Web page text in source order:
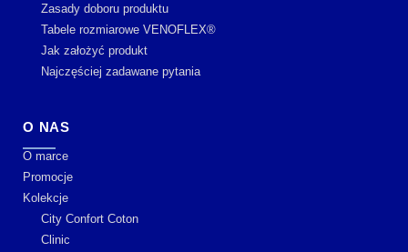
Zasady doboru produktu
Tabele rozmiarowe VENOFLEX®
Jak założyć produkt
Najczęściej zadawane pytania
O NAS
O marce
Promocje
Kolekcje
City Confort Coton
Clinic